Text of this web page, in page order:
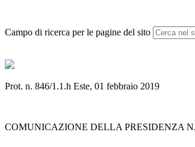
Campo di ricerca per le pagine del sito
Prot. n. 846/1.1.h Este, 01 febbraio 2019
COMUNICAZIONE DELLA PRESIDENZA